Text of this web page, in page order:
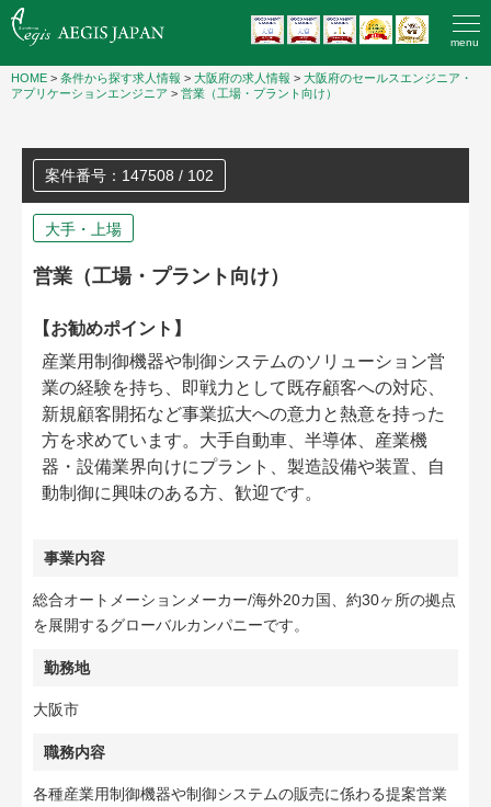
menu
HOME > 条件から探す求人情報 > 大阪府の求人情報 > 大阪府のセールスエンジニア・
アプリケーションエンジニア > 営業（工場・プラント向け）
案件番号：147508 / 102
大手・上場
営業（工場・プラント向け）
【お勧めポイント】
産業用制御機器や制御システムのソリューション営
業の経験を持ち、即戦力として既存顧客への対応、
新規顧客開拓など事業拡大への意力と熱意を持った
方を求めています。大手自動車、半導体、産業機
器・設備業界向けにプラント、製造設備や装置、自
動制御に興味のある方、歓迎です。
事業内容
総合オートメーションメーカー/海外20カ国、約30ヶ所の拠点
を展開するグローバルカンパニーです。
勤務地
大阪市
職務内容
各種産業用制御機器や制御システムの販売に係わる提案営業